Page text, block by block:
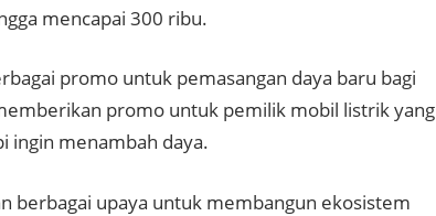
mencapai 300 ribu.
promo untuk pemasangan daya baru bagi
promo untuk pemilik mobil listrik yang
ingin menambah daya.
berbagai upaya untuk membangun ekosistem